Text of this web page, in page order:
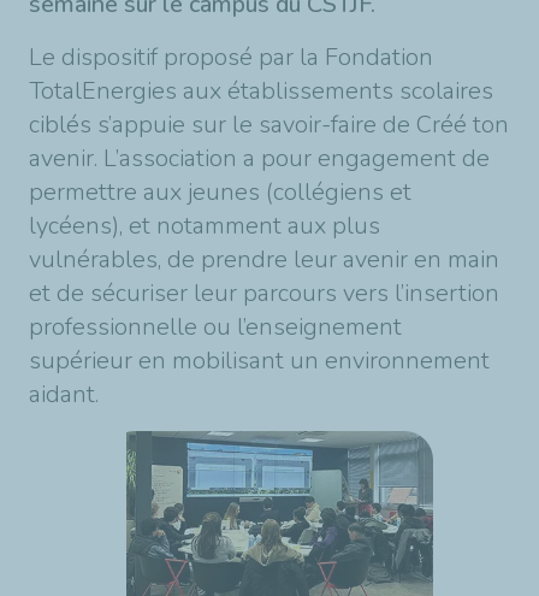
Le dispositif proposé par la Fondation
TotalEnergies aux établissements scolaires
ciblés s’appuie sur le savoir-faire de Créé ton
avenir. L’association a pour engagement de
permettre aux jeunes (collégiens et
lycéens), et notamment aux plus
vulnérables, de prendre leur avenir en main
et de sécuriser leur parcours vers l’insertion
professionnelle ou l’enseignement
supérieur en mobilisant un environnement
aidant.